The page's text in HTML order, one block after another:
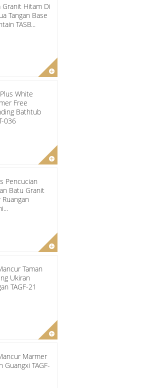
Granit Hitam Di
Tangan Base
TASB...
White
Free
Bathtub
036
Pencucian
Batu Granit
Ruangan
Taman
Ukiran
TAGF-21
Marmer
Guangxi TAGF-